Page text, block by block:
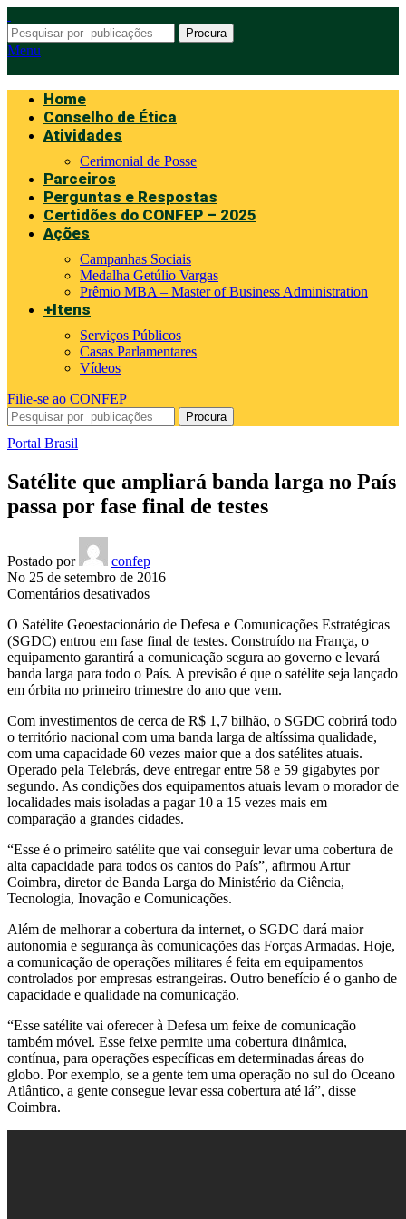
Procura
Menu
Home
Conselho de Ética
Atividades
Cerimonial de Posse
Parceiros
Perguntas e Respostas
Certidões do CONFEP – 2025
Ações
Campanhas Sociais
Medalha Getúlio Vargas
Prêmio MBA – Master of Business Administration
+Itens
Serviços Públicos
Casas Parlamentares
Vídeos
Filie-se ao CONFEP
Procura
Portal Brasil
Satélite que ampliará banda larga no País
passa por fase final de testes
Postado por
confep
No 25 de setembro de 2016
Comentários desativadosem
que
ampliará
banda
larga
no
passa
por
fase
final
de
testes
O Satélite Geoestacionário de Defesa e Comunicações Estratégicas
(SGDC) entrou em fase final de testes. Construído na França, o
equipamento garantirá a comunicação segura ao governo e levará
banda larga para todo o País. A previsão é que o satélite seja lançado
em órbita no primeiro trimestre do ano que vem.
Com investimentos de cerca de R$ 1,7 bilhão, o SGDC cobrirá todo
o território nacional com uma banda larga de altíssima qualidade,
com uma capacidade 60 vezes maior que a dos satélites atuais.
Operado pela Telebrás, deve entregar entre 58 e 59 gigabytes por
segundo. As condições dos equipamentos atuais levam o morador de
localidades mais isoladas a pagar 10 a 15 vezes mais em
comparação a grandes cidades.
“Esse é o primeiro satélite que vai conseguir levar uma cobertura de
alta capacidade para todos os cantos do País”, afirmou Artur
Coimbra, diretor de Banda Larga do Ministério da Ciência,
Tecnologia, Inovação e Comunicações.
Além de melhorar a cobertura da internet, o SGDC dará maior
autonomia e segurança às comunicações das Forças Armadas. Hoje,
a comunicação de operações militares é feita em equipamentos
controlados por empresas estrangeiras. Outro benefício é o ganho de
capacidade e qualidade na comunicação.
“Esse satélite vai oferecer à Defesa um feixe de comunicação
também móvel. Esse feixe permite uma cobertura dinâmica,
contínua, para operações específicas em determinadas áreas do
globo. Por exemplo, se a gente tem uma operação no sul do Oceano
Atlântico, a gente consegue levar essa cobertura até lá”, disse
Coimbra.